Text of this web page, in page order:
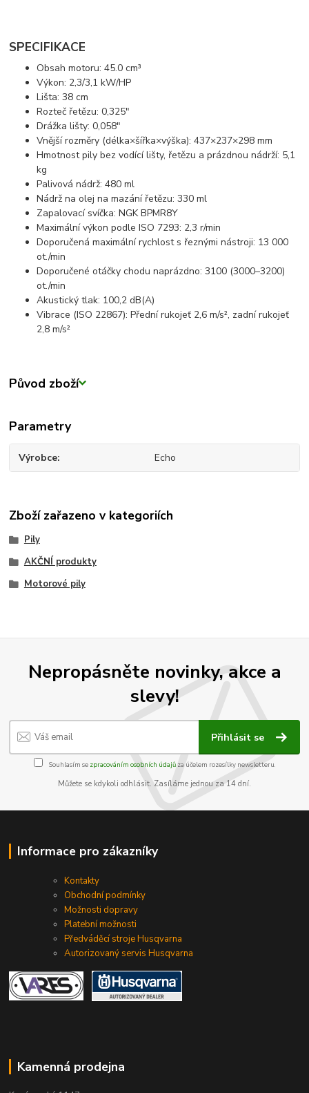
SPECIFIKACE
Obsah motoru: 45.0 cm³
Výkon: 2,3/3,1 kW/HP
Lišta: 38 cm
Rozteč řetězu: 0,325"
Drážka lišty: 0,058"
Vnější rozměry (délka×šířka×výška): 437×237×298 mm
Hmotnost pily bez vodící lišty, řetězu a prázdnou nádrží: 5,1
kg
Palivová nádrž: 480 ml
Nádrž na olej na mazání řetězu: 330 ml
Zapalovací svíčka: NGK BPMR8Y
Maximální výkon podle ISO 7293: 2,3 r/min
Doporučená maximální rychlost s řeznými nástroji: 13 000
ot./min
Doporučené otáčky chodu naprázdno: 3100 (3000–3200)
ot./min
Akustický tlak: 100,2 dB(A)
Vibrace (ISO 22867): Přední rukojeť 2,6 m/s², zadní rukojeť
2,8 m/s²
Původ zboží
Parametry
Výrobce Echo
Zboží zařazeno v kategoriích
Pily
AKČNÍ produkty
Motorové pily
Nepropásněte novinky, akce a
slevy!
Přihlásit se
Souhlasím se zpracováním osobních údajůza účelem rozesílky newsletteru.
Můžete se kdykoli odhlásit. Zasíláme jednou za 14 dní.
Informace pro zákazníky
Kontakty
Obchodní podmínky
Možnosti dopravy
Platební možnosti
Předváděcí stroje Husqvarna
Autorizovaný servis Husqvarna
Kamenná prodejna